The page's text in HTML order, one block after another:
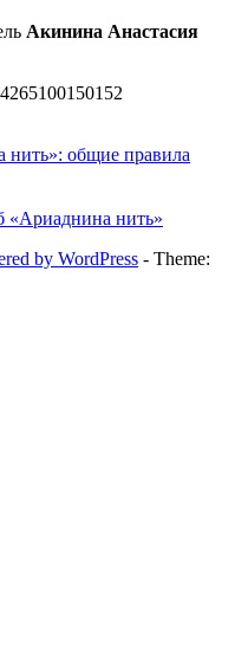
Акинина Анастасия
общие правила
нить»
by WordPress - Theme: